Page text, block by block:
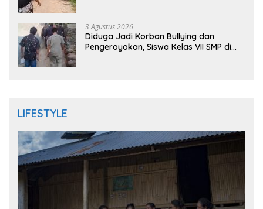
3 Agustus 2026
Diduga Jadi Korban Bullying dan
Pengeroyokan, Siswa Kelas VII SMP di
LIFESTYLE